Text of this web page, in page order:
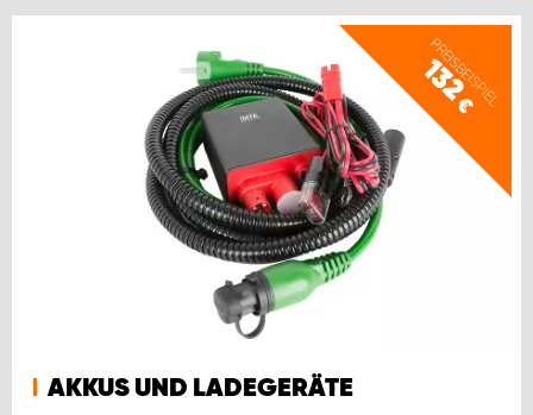
PREISBEISPIEL
132
€
AKKUS UND LADEGERÄTE